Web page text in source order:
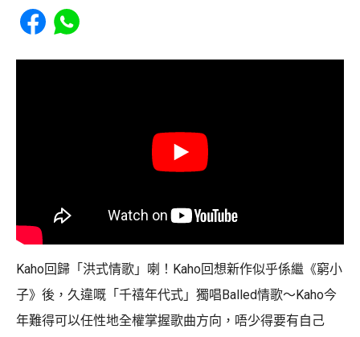
Share to Facebook
Share to WhatsApp
Kaho回歸「洪式情歌」喇！Kaho回想新作似乎係繼《窮小
子》後，久違嘅「千禧年代式」獨唱Balled情歌～Kaho今
年難得可以任性地全權掌握歌曲方向，唔少得要有自己